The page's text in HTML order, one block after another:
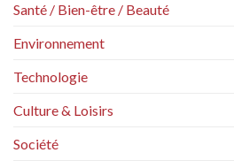
Santé / Bien-être / Beauté
Environnement
Technologie
Culture & Loisirs
Société